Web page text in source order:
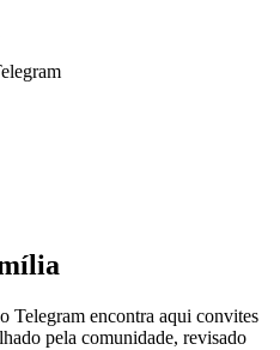
Telegram encontra aqui convites
pela comunidade, revisado